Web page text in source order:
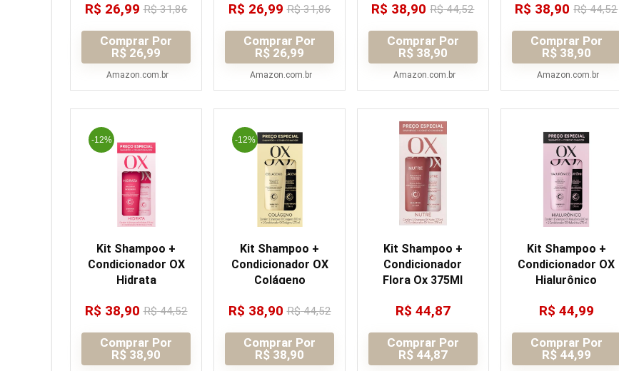
R$ 26,99R$31,86
Comprar Por
R$ 26,99
Amazon.com.br
R$ 26,99R$31,86
Comprar Por
R$ 26,99
Amazon.com.br
R$ 38,90R$44,52
Comprar Por
R$ 38,90
Amazon.com.br
R$ 38,90R$44,52
Comprar Por
R$ 38,90
Amazon.com.br
-12%
Kit Shampoo +
Condicionador OX
Hidrata
R$ 38,90R$44,52
Comprar Por
R$ 38,90
-12%
Kit Shampoo +
Condicionador OX
Colágeno
R$ 38,90R$44,52
Comprar Por
R$ 38,90
Kit Shampoo +
Condicionador
Flora Ox 375Ml
R$ 44,87
Comprar Por
R$ 44,87
Kit Shampoo +
Condicionador OX
Hialurônico
R$ 44,99
Comprar Por
R$ 44,99